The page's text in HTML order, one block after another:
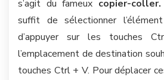
s’agit du fameux copier-coller.
suffit de sélectionner
d’appuyer sur les touches
l’emplacement de destination
touches Ctrl + V. Pour déplacer